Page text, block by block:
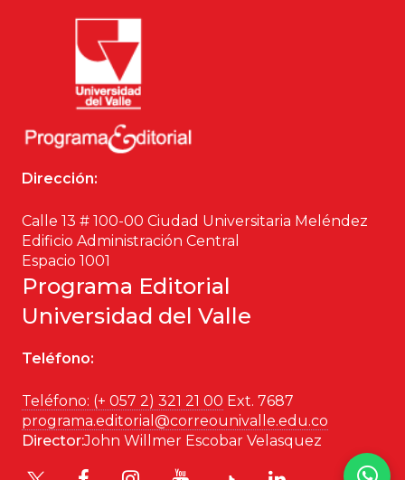
Dirección:
Calle 13 # 100-00 Ciudad Universitaria Meléndez
Edificio Administración Central
Espacio 1001
Programa Editorial
Universidad del Valle
Teléfono:
Teléfono: (+ 057 2) 321 21 00 Ext. 7687
programa.editorial@correounivalle.edu.co
Director:John Willmer Escobar Velasquez